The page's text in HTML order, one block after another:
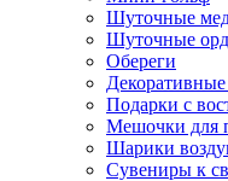
Шуточные
Шуточные
Обереги
Подарки с
Мешочки для
Шарики
Сувениры к